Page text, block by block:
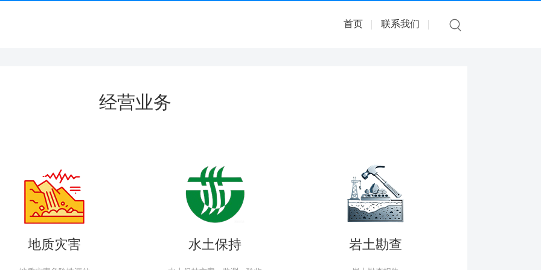
首页 联系我们
经营业务
地质灾害 水土保持 岩土勘查